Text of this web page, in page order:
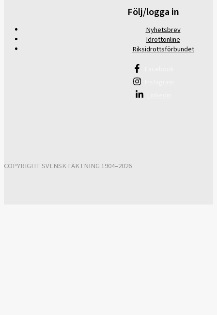
Följ/logga in
Nyhetsbrev
Idrottonline
Riksidrottsförbundet
COPYRIGHT SVENSK FÄKTNING 1904–2026